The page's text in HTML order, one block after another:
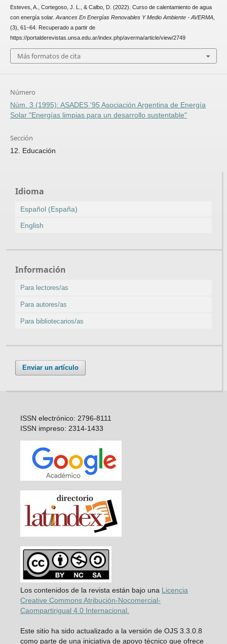
Esteves, A., Cortegoso, J. L., & Calbo, D. (2022). Curso de calentamiento de agua
con energía solar. Avances En Energías Renovables Y Medio Ambiente - AVERMA,
(3), 61–64. Recuperado a partir de
https://portalderevistas.unsa.edu.ar/index.php/averma/article/view/2749
Más formatos de cita
Número
Núm. 3 (1995): ASADES '95 Asociación Argentina de Energía
Solar "Energías limpias para un desarrollo sustentable"
Sección
12. Educación
Idioma
Español (España)
English
Información
Para lectores/as
Para autores/as
Para bibliotecarios/as
Enviar un artículo
ISSN electrónico: 2796-8111
ISSN impreso: 2314-1433
Los contenidos de la revista están bajo una Licencia
Creative Commons Atribución-Nocomercial-
Caompartirigual 4.0 Internacional.
Este sitio ha sido actualizado a la versión de OJS 3.3.0.8
como parte de una iniciativa de apoyo técnico que ofrece